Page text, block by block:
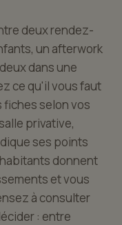
deux rendez-
un afterwork
dans une
ce qu'il vous faut
selon vos
privative,
ses points
donnent
et vous
à consulter
: entre